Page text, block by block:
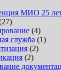
МИО 25
(4)
служба (1)
(2)
(2)